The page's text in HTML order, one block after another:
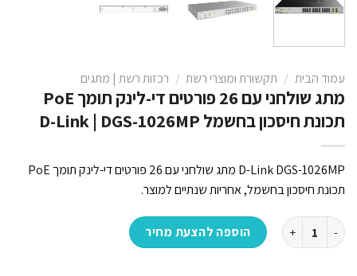
עמוד הבית / תקשורת ומוצרי רשת / רכזות רשת | מתגים
מתג שולחני עם 26 פורטים די-לינק תומך PoE
תכונת חיסכון בחשמל D-Link | DGS-1026MP
D-Link DGS-1026MP מתג שולחני עם 26 פורטים די-לינק תומך PoE
תכונת חיסכון בחשמל, אחריות שנתיים למוצר.
כמות של מתג שולחני עם 26 פורטים די-לינק תומך PoE תכונת חיסכון בחשמל D-Link | DGS-1026MPהוספה להצעת מחיר